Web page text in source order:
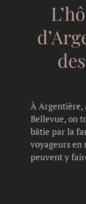
À Argentière,
Bellevue, on
bâtie par la
voyageurs en
peuvent y